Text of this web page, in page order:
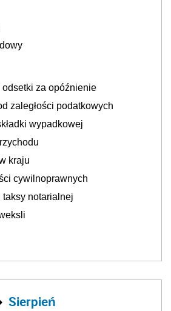
za opóźnienie
zaległości podatkowych
wypadkowej
kraju
cywilnoprawnych
taksy notarialnej
Sierpień